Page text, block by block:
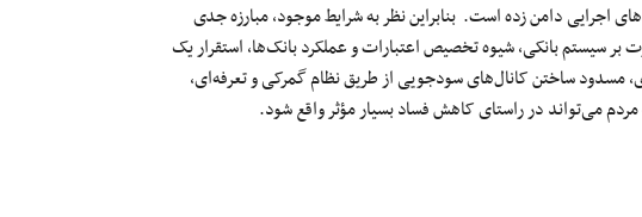
اجرایی دامن زده است. بنابراین نظر به شرایط موجود، مبارزه جدی
سیستم بانکی، شیوه تخصیص اعتبارات و عملکردبانک‌ها، استقراریک
، مسدود ساختنکانال‌هایسودجویی از طریق نظام گمرکی وتعرفه‌ای،
می‌توانددر راستای کاهش فساد بسیارمؤثرواقع شود.